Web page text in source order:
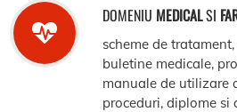
DOMENIU MEDICALSI
scheme de
buletine medicale,
manuale de utilizare
proceduri, diplome si